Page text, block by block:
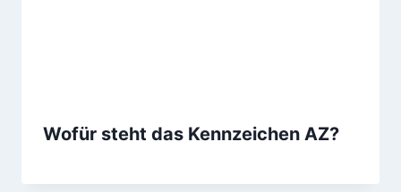
Wofür steht das Kennzeichen AZ?